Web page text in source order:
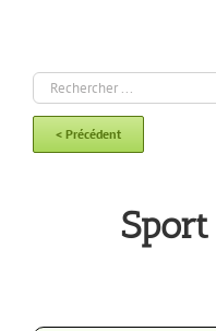
< Précédent